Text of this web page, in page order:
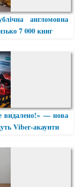
англомовна
7 000 книг
видалено!» — нова
Viber-акаунти